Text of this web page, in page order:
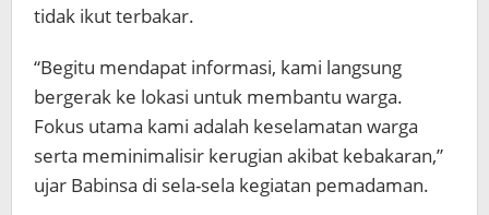
tidak ikut terbakar.
“Begitu mendapat informasi, kami langsung
bergerak ke lokasi untuk membantu warga.
Fokus utama kami adalah keselamatan warga
serta meminimalisir kerugian akibat kebakaran,”
ujar Babinsa di sela-sela kegiatan pemadaman.